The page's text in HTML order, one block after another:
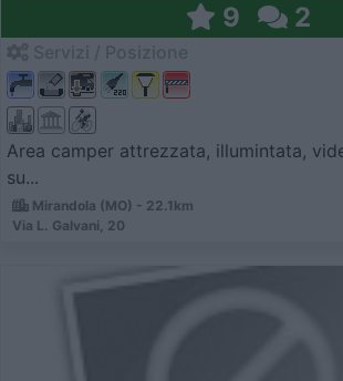
9 2
Area camper attrezzata, illumintata,
su...
Mirandola (MO) - 22.1km
Via L. Galvani, 20